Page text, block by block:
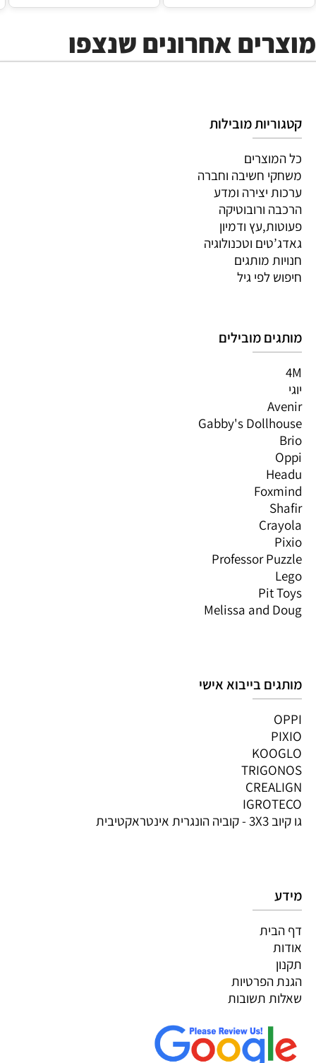
מוצרים אחרונים שנצפו
קטגוריות מובילות
כל המוצרים
משחקי חשיבה וחברה
ערכות יצירה ומדע
הרכבה ורובוטיקה
פעוטות,עץ ודמיון
גאדג’טים וטכנולוגיה
חנויות מותגים
חיפוש לפי גיל
מותגים מובילים
4M
יוגי
Avenir
Gabby's Dollhouse
Brio
Oppi
Headu
Foxmind
Shafir
Crayola
Pixio
Professor Puzzle
Lego
Pit Toys
Melissa and Doug
מותגים בייבוא אישי
OPPI
PIXIO
KOOGLO
TRIGONOS
CREALIGN
IGROTECO
גו קיוב 3X3 - קוביה הונגרית אינטראקטיבית
מידע
דף הבית
אודות
תקנון
הגנת הפרטיות
שאלות תשובות